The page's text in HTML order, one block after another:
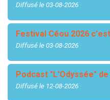
Diffusé le 03-08-2026
Festival Céou 2026
Diffusé le 03-08-2026
Podcast "L'Odyssée"
Diffusé le 12-08-2026